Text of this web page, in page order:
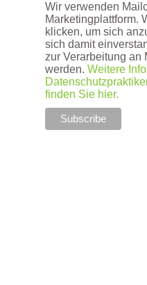
Wir verwenden
Marketingplattform.
klicken, um sich
sich damit
zur Verarbeitung an
werden. Weitere
finden Sie hier.